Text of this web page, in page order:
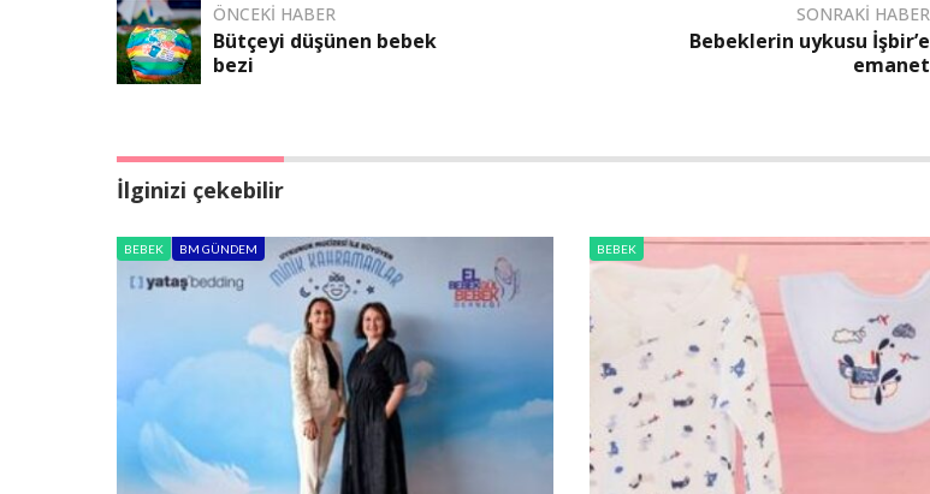
ÖNCEKI HABER
Bütçeyi düşünen bebek
bezi
SONRAKI HABER
Bebeklerin uykusu İşbir’e
emanet
İlginizi çekebilir
BEBEK BM GÜNDEM BEBEK